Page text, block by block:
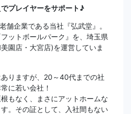
プレイヤーをサポート♪
舗企業である当社『弘武堂』。
ットボールパーク』を、埼玉県
園店・大宮店)を運営していま
りますが、20～40代までの社
に若い会社！
もなく、まさにアットホームな
。その証として、入社間もない